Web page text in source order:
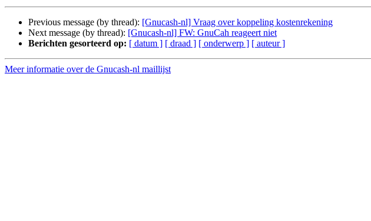
Previous message (by thread): [Gnucash-nl] Vraag over koppeling kostenrekening
Next message (by thread): [Gnucash-nl] FW: GnuCah reageert niet
Berichten gesorteerd op: [ datum ] [ draad ] [ onderwerp ] [ auteur ]
Meer informatie over de Gnucash-nl maillijst